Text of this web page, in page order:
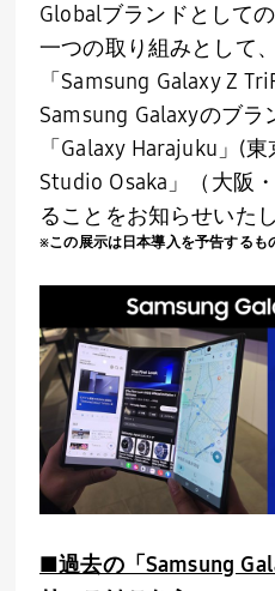
Globalブランドとして
一つの取り組みとして
「Samsung Galaxy Z
Samsung Galaxyのブラ
「Galaxy Harajuku」(
Studio Osaka」（大阪
ることをお知らせいたし
※この展示は日本導入を予告するも
■過去の「Samsung